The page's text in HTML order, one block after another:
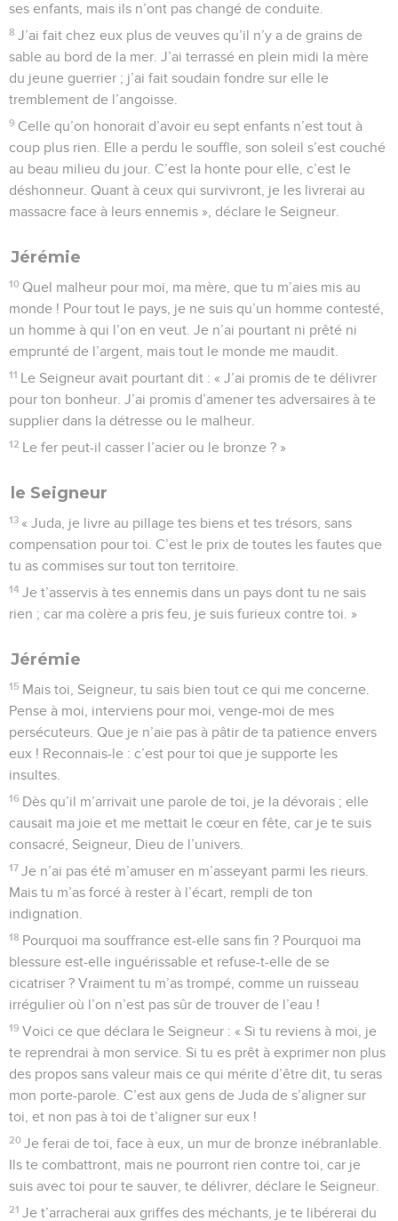
ses enfants, mais ils n’ont pas changé de conduite.
8 J’ai fait chez eux plus de veuves qu’il n’y a de grains de
sable au bord de la mer. J’ai terrassé en plein midi la mère
du jeune guerrier ; j’ai fait soudain fondre sur elle le
tremblement de l’angoisse.
9 Celle qu’on honorait d’avoir eu sept enfants n’est tout à
coup plus rien. Elle a perdu le souffle, son soleil s’est couché
au beau milieu du jour. C’est la honte pour elle, c’est le
déshonneur. Quant à ceux qui survivront, je les livrerai au
massacre face à leurs ennemis », déclare le Seigneur.
Jérémie
10 Quel malheur pour moi, ma mère, que tu m’aies mis au
monde ! Pour tout le pays, je ne suis qu’un homme contesté,
un homme à qui l’on en veut. Je n’ai pourtant ni prêté ni
emprunté de l’argent, mais tout le monde me maudit.
11 Le Seigneur avait pourtant dit : « J’ai promis de te délivrer
pour ton bonheur. J’ai promis d’amener tes adversaires à te
supplier dans la détresse ou le malheur.
12 Le fer peut-il casser l’acier ou le bronze ? »
le Seigneur
13 « Juda, je livre au pillage tes biens et tes trésors, sans
compensation pour toi. C’est le prix de toutes les fautes que
tu as commises sur tout ton territoire.
14 Je t’asservis à tes ennemis dans un pays dont tu ne sais
rien ; car ma colère a pris feu, je suis furieux contre toi. »
Jérémie
15 Mais toi, Seigneur, tu sais bien tout ce qui me concerne.
Pense à moi, interviens pour moi, venge-moi de mes
persécuteurs. Que je n’aie pas à pâtir de ta patience envers
eux ! Reconnais-le : c’est pour toi que je supporte les
insultes.
16 Dès qu’il m’arrivait une parole de toi, je la dévorais ; elle
causait ma joie et me mettait le cœur en fête, car je te suis
consacré, Seigneur, Dieu de l’univers.
17 Je n’ai pas été m’amuser en m’asseyant parmi les rieurs.
Mais tu m’as forcé à rester à l’écart, rempli de ton
indignation.
18 Pourquoi ma souffrance est-elle sans fin ? Pourquoi ma
blessure est-elle inguérissable et refuse-t-elle de se
cicatriser ? Vraiment tu m’as trompé, comme un ruisseau
irrégulier où l’on n’est pas sûr de trouver de l’eau !
19 Voici ce que déclara le Seigneur : « Si tu reviens à moi, je
te reprendrai à mon service. Si tu es prêt à exprimer non plus
des propos sans valeur mais ce qui mérite d’être dit, tu seras
mon porte-parole. C’est aux gens de Juda de s’aligner sur
toi, et non pas à toi de t’aligner sur eux !
20 Je ferai de toi, face à eux, un mur de bronze inébranlable.
Ils te combattront, mais ne pourront rien contre toi, car je
suis avec toi pour te sauver, te délivrer, déclare le Seigneur.
21 Je t’arracherai aux griffes des méchants, je te libérerai du